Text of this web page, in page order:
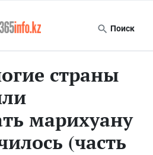
Поиск
страны
марихуану
(часть